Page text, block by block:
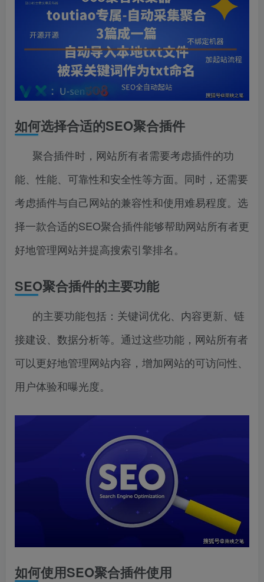
如何选择合适的SEO聚合插件
聚合插件时，网站所有者需要考虑插件的功
能、性能、可靠性和安全性等方面。同时，还需要
考虑插件与自己网站的兼容性和使用难易程度。选
择一款合适的SEO聚合插件能够帮助网站所有者更
好地管理网站并提高搜索引擎排名。
SEO聚合插件的主要功能
的主要功能包括：关键词优化、内容更新、链
接建设、数据分析等。通过这些功能，网站所有者
可以更好地管理网站内容，增加网站的可访问性、
用户体验和曝光度。
如何使用SEO聚合插件使用